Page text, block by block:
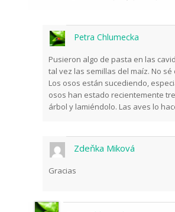
Petra Chlumecka
Pusieron algo de pasta en las
tal vez las semillas del maíz. No sé
Los osos están sucediendo,
osos han estado recientemente
árbol y lamiéndolo. Las aves lo
Zdeňka Miková
Gracias